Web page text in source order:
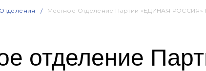
Местное Отделение Партии «ЕДИНАЯ РОССИЯ»
отделение